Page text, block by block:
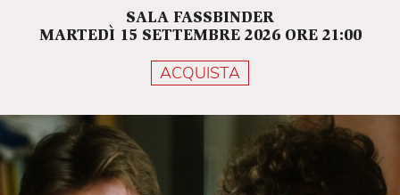
SALA FASSBINDER
MARTEDÌ 15 SETTEMBRE 2026 ORE 21:00
ACQUISTA